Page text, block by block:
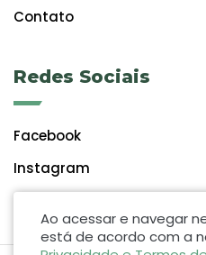
Contato
Redes Sociais
Facebook
Instagram
Ao acessar e navegar
está de acordo com a